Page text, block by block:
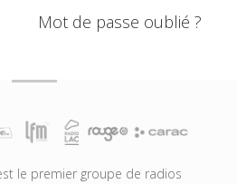
Mot de passe oublié ?
le premier groupe de radios